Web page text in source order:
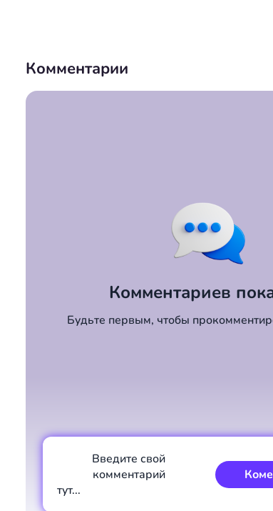
Комментарии
Комментариев
Будьте первым, чтобы
Введите свой
комментарий
тут...